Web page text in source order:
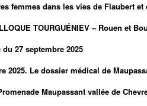
femmes dans les vies de Flaubert et
TOURGUÉNIEV – Rouen et
27 septembre 2025
2025. Le dossier médical de
Maupassant vallée de